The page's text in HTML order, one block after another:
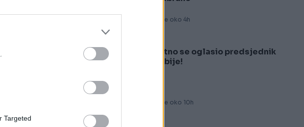
Targeted
reprezentacije
Vujošević je
sve to u trenucima
velika
dozvola.
Prije oko 4h
5
Hitno se oglasio predsjednik
Srbije!
Prije oko 10h